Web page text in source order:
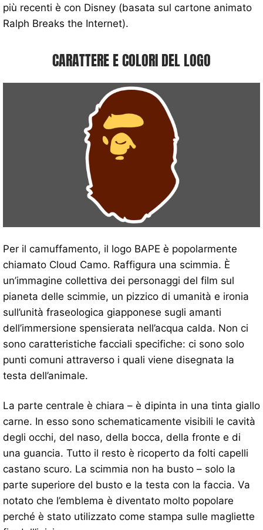
più recenti è con Disney (basata sul cartone animato
Ralph Breaks the Internet).
CARATTERE E COLORI DEL LOGO
Per il camuffamento, il logo BAPE è popolarmente
chiamato Cloud Camo. Raffigura una scimmia. È
un’immagine collettiva dei personaggi del film sul
pianeta delle scimmie, un pizzico di umanità e ironia
sull’unità fraseologica giapponese sugli amanti
dell’immersione spensierata nell’acqua calda. Non ci
sono caratteristiche facciali specifiche: ci sono solo
punti comuni attraverso i quali viene disegnata la
testa dell’animale.
La parte centrale è chiara – è dipinta in una tinta giallo
carne. In esso sono schematicamente visibili le cavità
degli occhi, del naso, della bocca, della fronte e di
una guancia. Tutto il resto è ricoperto da folti capelli
castano scuro. La scimmia non ha busto – solo la
parte superiore del busto e la testa con la faccia. Va
notato che l’emblema è diventato molto popolare
perché è stato utilizzato come stampa sulle magliette